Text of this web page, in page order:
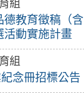
組
德教育徵稿（含
活動實施計畫
組
念冊招標公告